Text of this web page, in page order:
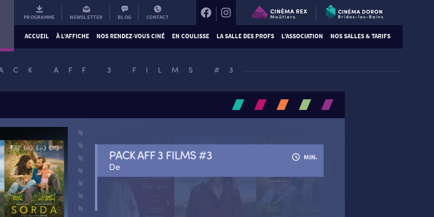
PROGRAMME NEWSLETTER BLOG CONTACT
ACCUEIL À L’AFFICHE NOS RENDEZ-VOUS CINÉ EN COULISSE LA SALLE DES PROFS L’ASSOCIATION NOS SALLES & TARIFS
AFF 3 FILMS #3
PACK AFF 3 FILMS #3
De
MIN.